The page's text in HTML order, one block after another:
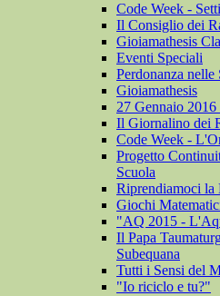
Code Week -
Il Consiglio dei
Gioiamathesis
Eventi Speciali
Perdonanza
Gioiamathesis
27 Gennaio
Il Giornalino dei
Code Week -
Progetto
Scuola
Riprendiamoci la
Giochi
"AQ 2015 -
Il Papa
Subequana
Tutti i Sensi del
"Io riciclo e tu?"